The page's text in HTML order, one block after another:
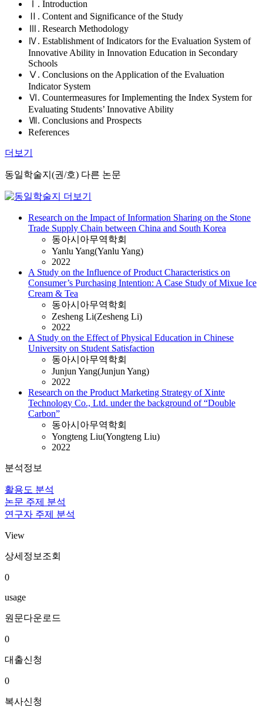
Ⅰ. Introduction
Ⅱ. Content and Significance of the Study
Ⅲ. Research Methodology
Ⅳ. Establishment of Indicators for the Evaluation System of
Innovative Ability in Innovation Education in Secondary
Schools
Ⅴ. Conclusions on the Application of the Evaluation
Indicator System
Ⅵ. Countermeasures for Implementing the Index System for
Evaluating Students’ Innovative Ability
Ⅶ. Conclusions and Prospects
References
더보기
동일학술지(권/호) 다른 논문
Research on the Impact of Information Sharing on the Stone
Trade Supply Chain between China and South Korea
동아시아무역학회
Yanlu Yang(Yanlu Yang)
2022
A Study on the Influence of Product Characteristics on
Consumer’s Purchasing Intention: A Case Study of Mixue Ice
Cream & Tea
동아시아무역학회
Zesheng Li(Zesheng Li)
2022
A Study on the Effect of Physical Education in Chinese
University on Student Satisfaction
동아시아무역학회
Junjun Yang(Junjun Yang)
2022
Research on the Product Marketing Strategy of Xinte
Technology Co., Ltd. under the background of “Double
Carbon”
동아시아무역학회
Yongteng Liu(Yongteng Liu)
2022
분석정보
활용도 분석
논문 주제 분석
연구자 주제 분석
View
상세정보조회
0
usage
원문다운로드
0
대출신청
0
복사신청